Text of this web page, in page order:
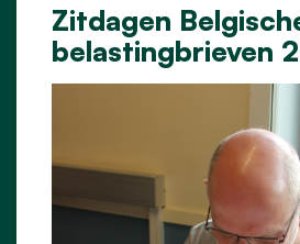
Zitdagen
belastingbrieven